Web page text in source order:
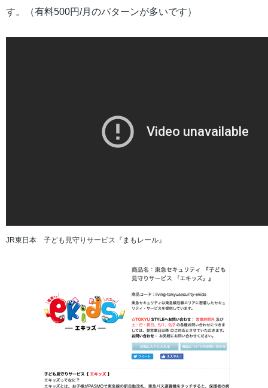
す。（有料500円/月のパターンが多いです）
JR東日本 子ども見守りサービス『まもレール』